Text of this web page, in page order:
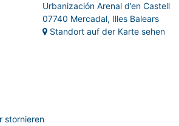
Urbanización Arenal d’en Castell
07740 Mercadal, Illes Balears
Standort auf der Karte sehen
stornieren